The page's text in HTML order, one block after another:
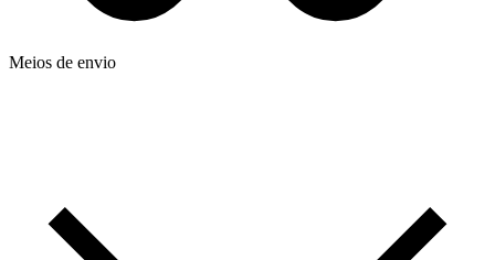
Meios de envio